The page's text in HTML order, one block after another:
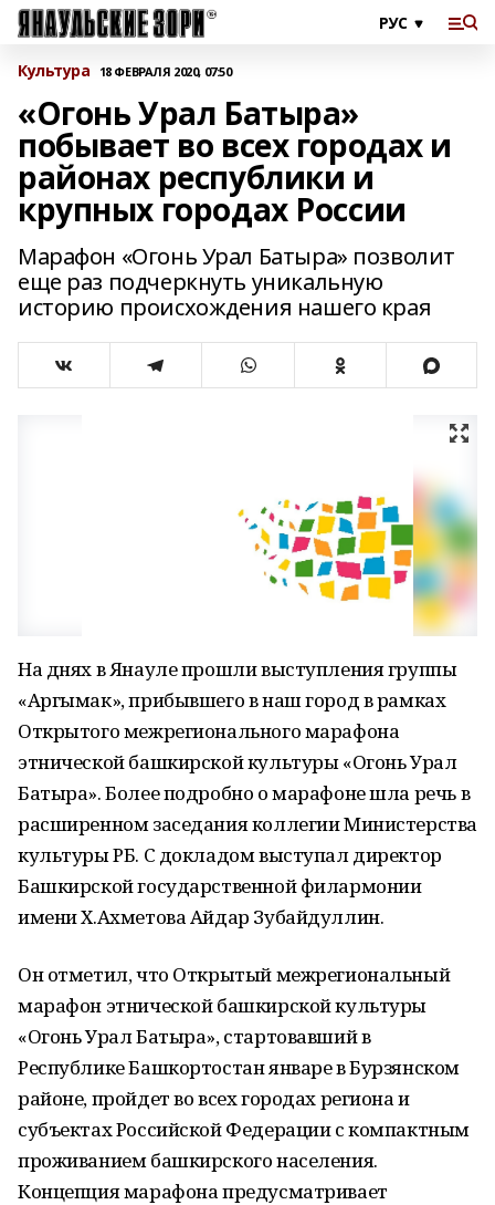
Культура 18 ФЕВРАЛЯ 2020, 07:50
«Огонь Урал Батыра»
побывает во всех городах и
районах республики и
крупных городах России
Марафон «Огонь Урал Батыра» позволит
еще раз подчеркнуть уникальную
историю происхождения нашего края
На днях в Янауле прошли выступления группы
«Аргымак», прибывшего в наш город в рамках
Открытого межрегионального марафона
этнической башкирской культуры «Огонь Урал
Батыра». Более подробно о марафоне шла речь в
расширенном заседания коллегии Министерства
культуры РБ. С докладом выступал директор
Башкирской государственной филармонии
имени Х.Ахметова Айдар Зубайдуллин.
Он отметил, что Открытый межрегиональный
марафон этнической башкирской культуры
«Огонь Урал Батыра», стартовавший в
Республике Башкортостан январе в Бурзянском
районе, пройдет во всех городах региона и
субъектах Российской Федерации с компактным
проживанием башкирского населения.
Концепция марафона предусматривает